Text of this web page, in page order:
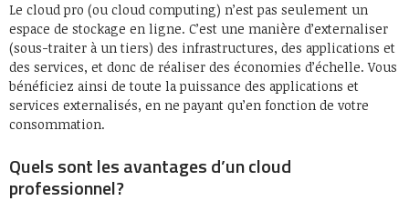
Le cloud pro (ou cloud computing) n’est pas seulement un
espace de stockage en ligne. C’est une manière d’externaliser
(sous-traiter à un tiers) des infrastructures, des applications et
des services, et donc de réaliser des économies d’échelle. Vous
bénéficiez ainsi de toute la puissance des applications et
services externalisés, en ne payant qu’en fonction de votre
consommation.
Quels sont les avantages d’un cloud
professionnel?